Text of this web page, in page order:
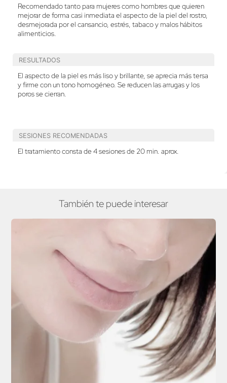
Recomendado tanto para mujeres como hombres que quieren
mejorar de forma casi inmediata el aspecto de la piel del rostro,
desmejorada por el cansancio, estrés, tabaco y malos hábitos
alimenticios.
RESULTADOS
El aspecto de la piel es más liso y brillante, se aprecia más tersa
y firme con un tono homogéneo. Se reducen las arrugas y los
poros se cierran.
SESIONES RECOMENDADAS
El tratamiento consta de 4 sesiones de 20 min. aprox.
También te puede interesar